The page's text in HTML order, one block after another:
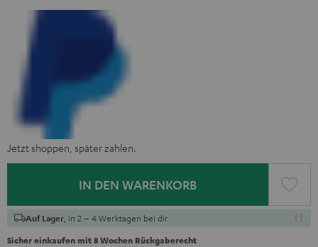
Jetzt shoppen, später zahlen.
IN DEN WARENKORB
Auf Lager , in 2 – 4 Werktagen bei dir
Sicher einkaufen mit 8 Wochen Rückgaberecht